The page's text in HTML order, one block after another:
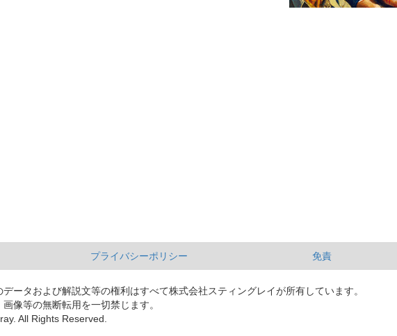
プライバシーポリシー 免責
ータおよび解説文等の権利はすべて株式会社スティングレイが所有しています。
像等の無断転用を一切禁じます。
All Rights Reserved.